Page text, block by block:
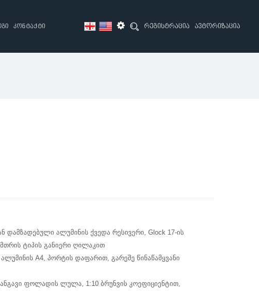
კონტაქტი რეგისტრაცია ავტორიზაცია
დამზადებული ალუმინის ქვედა რესივერი, Glock 17-ის
ტიპის განიერი ღილაკით
A4, პორტის დაფარით, გარეშე წინაწამყვანი
ფოლადის ლულა, 1:10 ბრუნვის კოეფიციენტით,